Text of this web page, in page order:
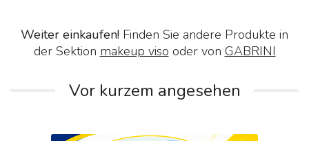
Weiter einkaufen! Finden Sie andere Produkte in
der Sektion makeup viso oder von GABRINI
Vor kurzem angesehen